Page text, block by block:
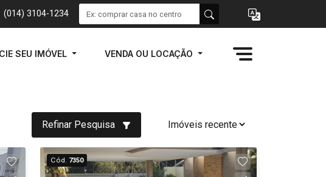
(014) 3104-1234
SEU IMÓVEL VENDA OU LOCAÇÃO
Refinar Pesquisa
Cód. 7350